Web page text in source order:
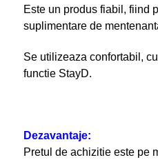
Este un produs fiabil, fiind
suplimentare de
Se utilizeaza confortabil,
functie StayD.
Dezavantaje:
Pretul de achizitie este pe